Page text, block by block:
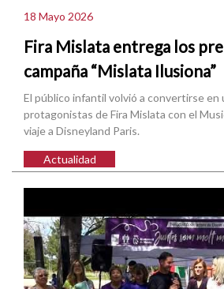
18 Mayo 2026
Fira Mislata entrega los
campaña “Mislata Ilusiona”
El público infantil volvió a convertirse en
protagonistas de Fira Mislata con el
viaje a Disneyland Paris.
Actualidad